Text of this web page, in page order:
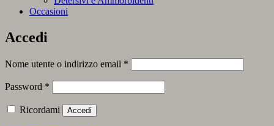
Occasioni
Accedi
Nome utente o indirizzo email *
Password *
Ricordami Accedi